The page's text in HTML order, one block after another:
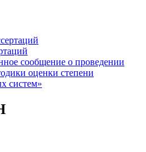
сообщение о проведении
оценки степени
систем»